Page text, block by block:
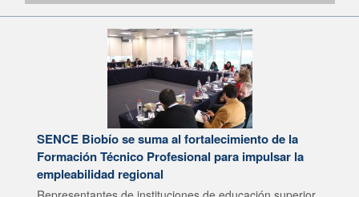
SENCE Biobío se suma al fortalecimiento de la
Formación Técnico Profesional para impulsar la
empleabilidad regional